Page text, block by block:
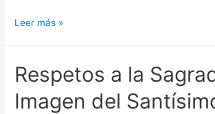
Fiestas
Leer más »
Respetos a la
Imagen del